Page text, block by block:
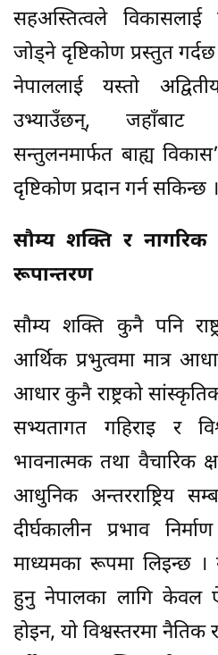
सहअस्तित्वले
जोड्ने दृष्टिकोण प्रस्तुत
नेपाललाई यस्तो
उभ्याउँछन्, जहाँबाट
सन्तुलनमार्फत बाह्य
दृष्टिकोण प्रदान गर्न सकिन्छ ।
सौम्य शक्ति र नागरिक
रूपान्तरण
सौम्य शक्ति कुनै पनि
आर्थिक प्रभुत्वमा मात्र
आधार कुनै राष्ट्रको
सभ्यतागत गहिराइ र
भावनात्मक तथा वैचारिक
आधुनिक अन्तरराष्ट्रिय
दीर्घकालीन प्रभाव
माध्यमका रूपमा लिइन्छ
हुनु नेपालका लागि केवल
होइन, यो विश्वस्तरमा नैतिक